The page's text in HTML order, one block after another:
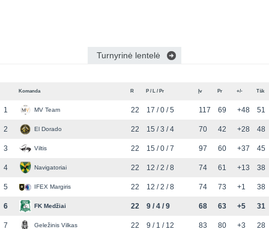
Turnyrinė lentelė
Komanda R P / L / Pr Įv Pr +/- Tšk
1 MV Team 22 17 / 0 / 5 117 69 +48 51
2 El Dorado 22 15 / 3 / 4 70 42 +28 48
3 Viltis 22 15 / 0 / 7 97 60 +37 45
4 Navigatoriai 22 12 / 2 / 8 74 61 +13 38
5 IFEX Margiris 22 12 / 2 / 8 74 73 +1 38
6 FK Medžiai 22 9 / 4 / 9 68 63 +5 31
7 Geležinis Vilkas 22 9 / 1 / 12 83 80 +3 28